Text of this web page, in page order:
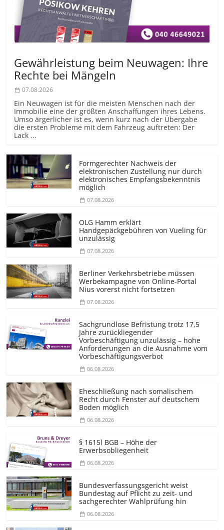
Gewährleistung beim Neuwagen: Ihre
Rechte bei Mängeln
07.08.2026
Ein Neuwagen ist für die meisten Menschen nach der
Immobilie eine der größten Anschaffungen ihres Lebens.
Umso ärgerlicher ist es, wenn kurz nach der Übergabe
die ersten Probleme mit dem Fahrzeug auftreten: Der
Lack ...
Formgerechter Nachweis der
elektronischen Zustellung nur durch
elektronisches Empfangsbekenntnis
möglich
07.08.2026
OLG Hamm erklärt
Handgepäckgebühren von Vueling für
unzulässig
07.08.2026
Berliner Verkehrsbetriebe müssen
Werbekampagne von Online-Portal
Nius vorerst nicht fortsetzen
07.08.2026
Sachgrundlose Befristung trotz 17,5
Jahre zurückliegender
Vorbeschäftigung unzulässig – hohe
Anforderungen an die Ausnahme vom
Vorbeschäf­tigungsverbot
06.08.2026
Eheschließung nach somalischem
Recht durch Fenster auf deutschem
Boden möglich
06.08.2026
§ 1615l BGB – Höhe der
Erwerbsobliegenheit
06.08.2026
Bundesver­fassungsgericht weist
Bundestag auf Pflicht zu zeit- und
sachgerechter Wahlprüfung hin
06.08.2026